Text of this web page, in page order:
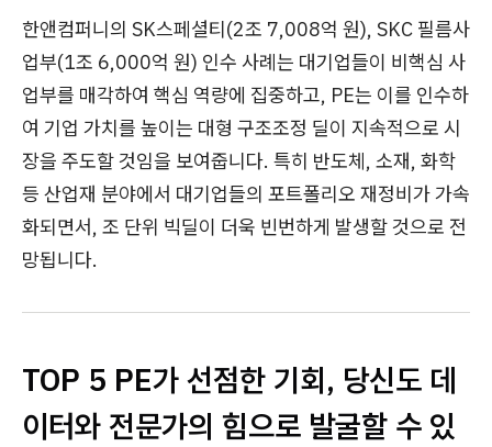
한앤컴퍼니의 SK스페셜티(2조 7,008억 원), SKC 필름사
업부(1조 6,000억 원) 인수 사례는 대기업들이 비핵심 사
업부를 매각하여 핵심 역량에 집중하고, PE는 이를 인수하
여 기업 가치를 높이는 대형 구조조정 딜이 지속적으로 시
장을 주도할 것임을 보여줍니다. 특히 반도체, 소재, 화학
등 산업재 분야에서 대기업들의 포트폴리오 재정비가 가속
화되면서, 조 단위 빅딜이 더욱 빈번하게 발생할 것으로 전
망됩니다.
TOP 5 PE가 선점한 기회, 당신도 데
이터와 전문가의 힘으로 발굴할 수 있